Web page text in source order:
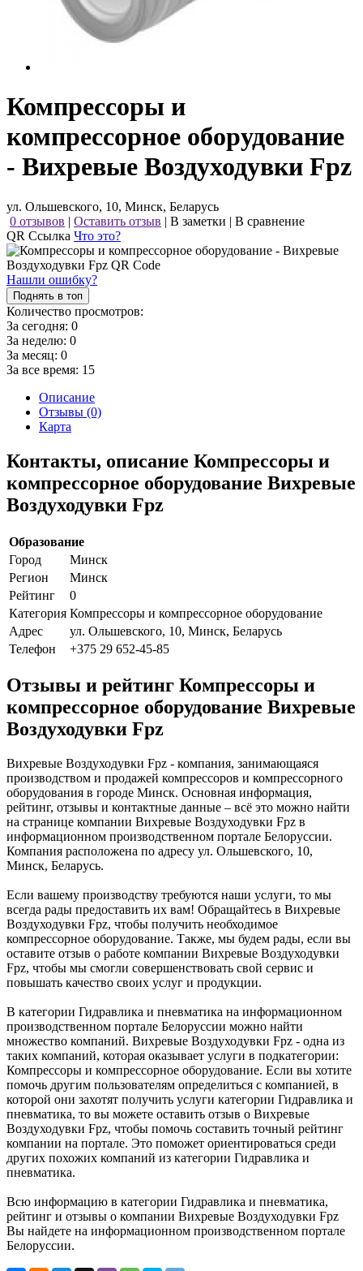
Компрессоры и
компрессорное оборудование
- Вихревые Воздуходувки Fpz
ул. Ольшевского, 10, Минск, Беларусь
0 отзывов | Оставить отзыв | В заметки | В сравнение
QR Ссылка Что это?
Нашли ошибку?
Поднять в топ
Количество просмотров:
За сегодня: 0
За неделю: 0
За месяц: 0
За все время: 15
Описание
Отзывы (0)
Карта
Контакты, описание Компрессоры и
компрессорное оборудование Вихревые
Воздуходувки Fpz
Образование
Город
Минск
Регион
Минск
Рейтинг
0
Категория Компрессоры и компрессорное оборудование
Адрес
ул. Ольшевского, 10, Минск, Беларусь
Телефон
+375 29 652-45-85
Отзывы и рейтинг Компрессоры и
компрессорное оборудование Вихревые
Воздуходувки Fpz
Вихревые Воздуходувки Fpz - компания, занимающаяся
производством и продажей компрессоров и компрессорного
оборудования в городе Минск. Основная информация,
рейтинг, отзывы и контактные данные – всё это можно найти
на странице компании Вихревые Воздуходувки Fpz в
информационном производственном портале Белоруссии.
Компания расположена по адресу ул. Ольшевского, 10,
Минск, Беларусь.
Если вашему производству требуются наши услуги, то мы
всегда рады предоставить их вам! Обращайтесь в Вихревые
Воздуходувки Fpz, чтобы получить необходимое
компрессорное оборудование. Также, мы будем рады, если вы
оставите отзыв о работе компании Вихревые Воздуходувки
Fpz, чтобы мы смогли совершенствовать свой сервис и
повышать качество своих услуг и продукции.
В категории Гидравлика и пневматика на информационном
производственном портале Белоруссии можно найти
множество компаний. Вихревые Воздуходувки Fpz - одна из
таких компаний, которая оказывает услуги в подкатегории:
Компрессоры и компрессорное оборудование. Если вы хотите
помочь другим пользователям определиться с компанией, в
которой они захотят получить услуги категории Гидравлика и
пневматика, то вы можете оставить отзыв о Вихревые
Воздуходувки Fpz, чтобы помочь составить точный рейтинг
компании на портале. Это поможет ориентироваться среди
других похожих компаний из категории Гидравлика и
пневматика.
Всю информацию в категории Гидравлика и пневматика,
рейтинг и отзывы о компании Вихревые Воздуходувки Fpz
Вы найдете на информационном производственном портале
Белоруссии.